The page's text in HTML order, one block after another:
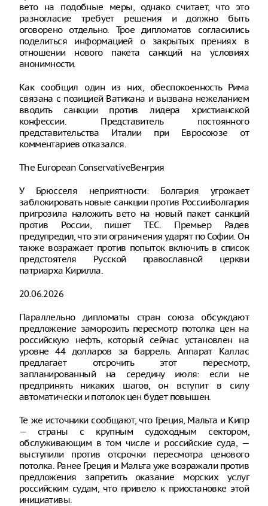
вето на подобные меры, однако считает, что это
разногласие требует решения и должно быть
оговорено отдельно. Трое дипломатов согласились
поделиться информацией о закрытых прениях в
отношении нового пакета санкций на условиях
анонимности.
Как сообщил один из них, обеспокоенность Рима
связана с позицией Ватикана и вызвана нежеланием
вводить санкции против лидера христианской
конфессии. Представитель постоянного
представительства Италии при Евросоюзе от
комментариев отказался.
The European ConservativeВенгрия
У Брюсселя неприятности: Болгария угрожает
заблокировать новые санкции против РоссииБолгария
пригрозила наложить вето на новый пакет санкций
против России, пишет ТЕС. Премьер Радев
предупредил, что эти ограничения ударят по Софии. Он
также возражает против попыток включить в список
предстоятеля Русской православной церкви
патриарха Кирилла.
20.06.2026
Параллельно дипломаты стран союза обсуждают
предложение заморозить пересмотр потолка цен на
российскую нефть, который сейчас установлен на
уровне 44 долларов за баррель. Аппарат Каллас
предлагает отсрочить этот пересмотр,
запланированный на середину июля: если не
предпринять никаких шагов, он вступит в силу
автоматически и потолок цен будет повышен.
Те же источники сообщают, что Греция, Мальта и Кипр
— страны с крупным судоходным сектором,
обслуживающим в том числе и российские суда, —
выступили против отсрочки пересмотра ценового
потолка. Ранее Греция и Мальта уже возражали против
предложения запретить оказание морских услуг
российским судам, что привело к приостановке этой
инициативы.